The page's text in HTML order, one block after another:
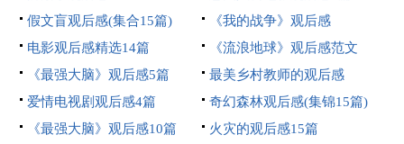
假文盲观后感(集合15篇)
《我的战争》观后感
电影观后感精选14篇
《流浪地球》观后感范文
《最强大脑》观后感5篇
最美乡村教师的观后感
爱情电视剧观后感4篇
奇幻森林观后感(集锦15篇)
《最强大脑》观后感10篇
火灾的观后感15篇